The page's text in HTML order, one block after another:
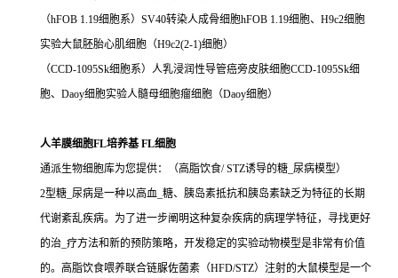
（hFOB 1.19细胞系）SV40转染人成骨细胞hFOB 1.19细胞、H9c2细胞
实验大鼠胚胎心肌细胞（H9c2(2-1)细胞）
（CCD-1095Sk细胞系）人乳浸润性导管癌旁皮肤细胞CCD-1095Sk细
胞、Daoy细胞实验人髓母细胞瘤细胞（Daoy细胞）
人羊膜细胞FL培养基 FL细胞
通派生物细胞库为您提供：（高脂饮食/ STZ诱导的糖_尿病模型）
2型糖_尿病是一种以高血_糖、胰岛素抵抗和胰岛素缺乏为特征的长期
代谢紊乱疾病。为了进一步阐明这种复杂疾病的病理学特征，寻找更好
的治_疗方法和新的预防策略，开发稳定的实验动物模型是非常有价值
的。高脂饮食喂养联合链脲佐菌素（HFD/STZ）注射的大鼠模型是一个